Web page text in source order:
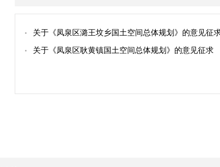
关于《凤泉区潞王坟乡国土空间总体规划》的意见征
关于《凤泉区耿黄镇国土空间总体规划》的意见征求